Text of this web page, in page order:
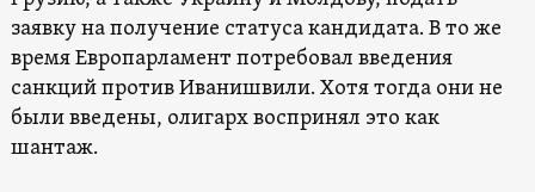
заявку на получение статуса кандидата. В то же
время Европарламент потребовал введения
санкций против Иванишвили. Хотя тогда они не
были введены, олигарх воспринял это как
шантаж.